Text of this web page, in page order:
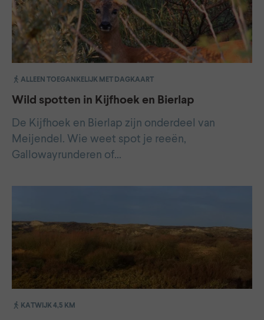
ALLEEN TOEGANKELIJK MET DAGKAART
Wild spotten in Kijfhoek en Bierlap
De Kijfhoek en Bierlap zijn onderdeel van
Meijendel. Wie weet spot je reeën,
Gallowayrunderen of…
KATWIJK 4,5 KM